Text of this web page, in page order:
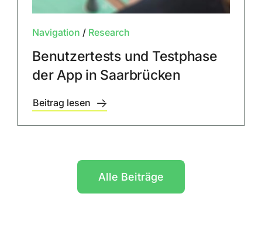
Navigation / Research
Benutzertests und Testphase
der App in Saarbrücken
Beitrag lesen
Alle Beiträge